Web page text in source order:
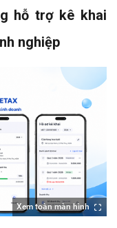
hỗ trợ kê khai
nghiệp
Xem toàn màn hình